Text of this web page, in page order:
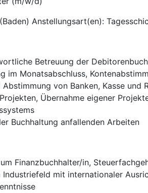
Anstellungsart(en):
Betreuung der
im Monatsabschluss,
Abstimmung von Banken, Kasse und
Übernahme eigener
Buchhaltung anfallenden Arbeiten
Finanzbuchhalter/in,
Industriefeld mit internationaler